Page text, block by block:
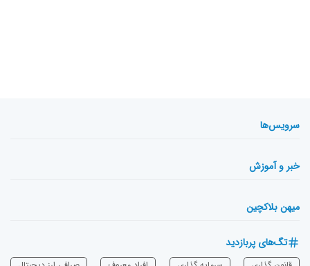
سرویس‌ها
خبر و آموزش
میهن بلاکچین
تگ‌های پربازدید